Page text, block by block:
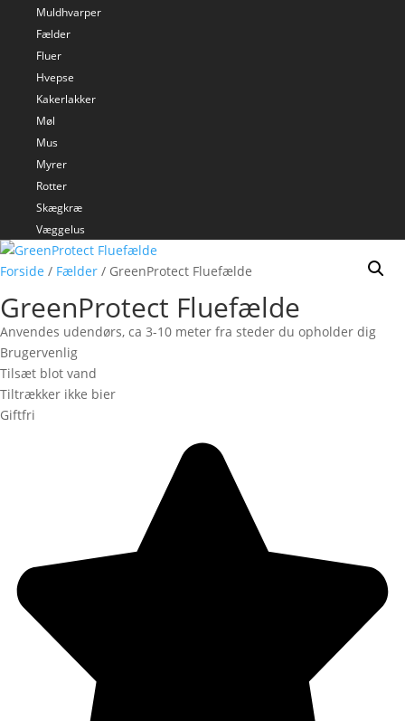
Muldhvarper
Fælder
Fluer
Hvepse
Kakerlakker
Møl
Mus
Myrer
Rotter
Skægkræ
Væggelus
Forside / Fælder / GreenProtect Fluefælde
GreenProtect Fluefælde
Anvendes udendørs, ca 3-10 meter fra steder du opholder dig
Brugervenlig
Tilsæt blot vand
Tiltrækker ikke bier
Giftfri